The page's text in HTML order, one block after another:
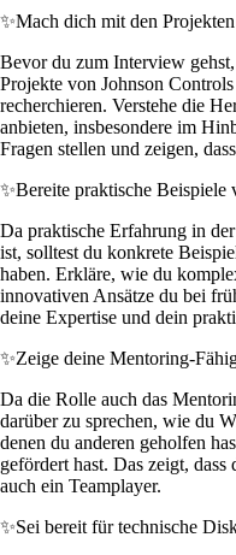
✨Mach dich mit den
Bevor du zum Interview
Projekte von Johnson
recherchieren. Verstehe die
anbieten, insbesondere im
Fragen stellen und zeigen,
✨Bereite praktische Beispiele
Da praktische Erfahrung in
ist, solltest du konkrete
haben. Erkläre, wie du
innovativen Ansätze du bei
deine Expertise und dein
✨Zeige deine Mentoring-
Da die Rolle auch das
darüber zu sprechen, wie du
denen du anderen geholfen
gefördert hast. Das zeigt,
auch ein Teamplayer.
✨Sei bereit für technische